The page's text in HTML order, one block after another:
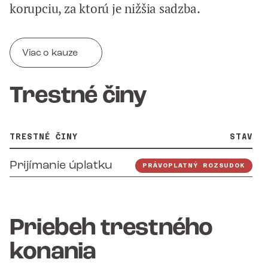
korupciu, za ktorú je nižšia sadzba.
Viac o kauze
Trestné činy
TRESTNÉ ČINY STAV
Prijímanie úplatku PRÁVOPLATNÝ ROZSUDOK
Priebeh trestného
konania